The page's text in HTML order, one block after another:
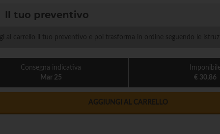
Il tuo preventivo
al carrello il tuo preventivo e poi trasforma in ordine seguendo le
Consegna indicativa
Mar 25
€ 30,86
AGGIUNGI AL CARRELLO